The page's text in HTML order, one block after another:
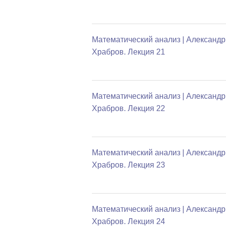
Математический анализ | Александр
Храбров. Лекция 21
Математический анализ | Александр
Храбров. Лекция 22
Математический анализ | Александр
Храбров. Лекция 23
Математический анализ | Александр
Храбров. Лекция 24